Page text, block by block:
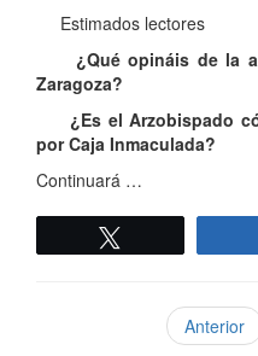
Estimados lectores
¿Qué opináis de la
Zaragoza?
¿Es el Arzobispado
por Caja Inmaculada?
Continuará …
Anterior